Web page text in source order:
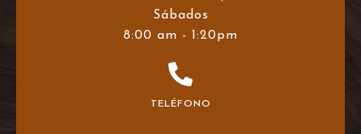
Sábados
8:00 am - 1:20pm
TELÉFONO